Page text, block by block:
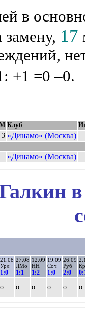
в
17
+1 =0 –0.
Клуб
3 «Динамо» (Москва)
«Динамо» (Москва)
21.08
Урл
1:0
27.08
ЛМо
1:1
12.09
НН
1:2
19.09
Соч
1:0
26.09
Руб
2:0
о о о о о о